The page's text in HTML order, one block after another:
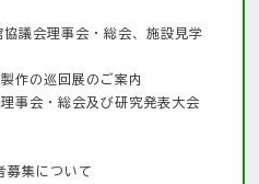
議会理事会・総会、施設見学
作の巡回展のご案内
事会・総会及び研究発表大会
募集について